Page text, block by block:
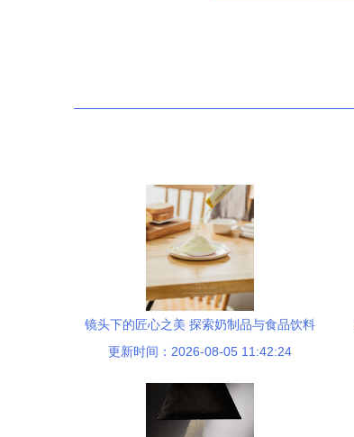
镜头下的匠心之美 探索奶制品与食品饮料
摄影的艺术与服务
更新时间：2026-08-05 11:42:24